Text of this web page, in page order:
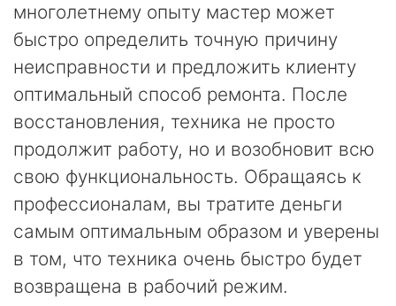
многолетнему опыту мастер может
быстро определить точную причину
неисправности и предложить клиенту
оптимальный способ ремонта. После
восстановления, техника не просто
продолжит работу, но и возобновит всю
свою функциональность. Обращаясь к
профессионалам, вы тратите деньги
самым оптимальным образом и уверены
в том, что техника очень быстро будет
возвращена в рабочий режим.